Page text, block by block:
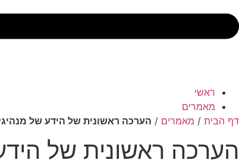
ראשי
מאמרים
דף הבית / מאמרים / הערכה ראשונית של הידע של
הערכה ראשונית של הידע